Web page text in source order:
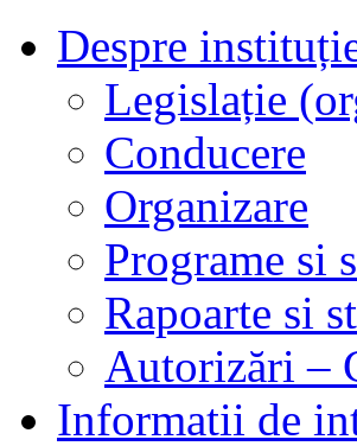
Despre
Legislație
Conducere
Organizare
Programe si
Rapoarte si
Autorizări –
Informatii de